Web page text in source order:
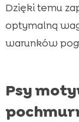
Dzięki temu
optymalną
warunków
Psy